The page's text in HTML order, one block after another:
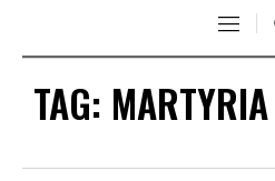
TAG: MARTYRIA